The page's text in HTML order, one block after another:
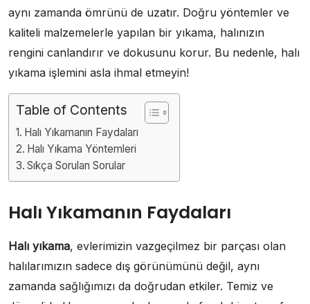
aynı zamanda ömrünü de uzatır. Doğru yöntemler ve
kaliteli malzemelerle yapılan bir yıkama, halınızın
rengini canlandırır ve dokusunu korur. Bu nedenle, halı
yıkama işlemini asla ihmal etmeyin!
Table of Contents
Halı Yıkamanın Faydaları
Halı Yıkama Yöntemleri
Sıkça Sorulan Sorular
Halı Yıkamanın Faydaları
Halı yıkama, evlerimizin vazgeçilmez bir parçası olan
halılarımızın sadece dış görünümünü değil, aynı
zamanda sağlığımızı da doğrudan etkiler. Temiz ve